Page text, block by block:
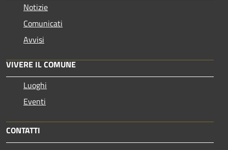
Notizie
Comunicati
Avvisi
VIVERE IL COMUNE
Luoghi
Eventi
CONTATTI